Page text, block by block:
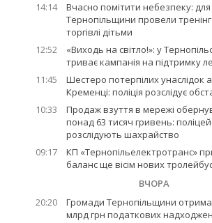
14:14
Вчасно помітити небезпеку:
Тернопільщини провели тренінг
торгівлі дітьми
12:52
«Виходь на світло!»: у
триває кампанія на підтримку
11:45
Шестеро потерпілих унаслідок
Кременці: поліція розслідує
10:33
Продаж взуття в мережі
понад 63 тисяч гривень:
розслідують шахрайство
09:17
КП «Тернопільелектротранс»
баланс ще вісім нових
ВЧОРА
20:20
Громади Тернопільщини
млрд грн податкових